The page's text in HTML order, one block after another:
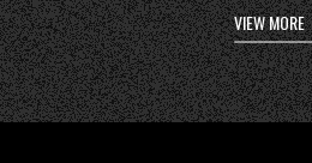
VIEW MORE